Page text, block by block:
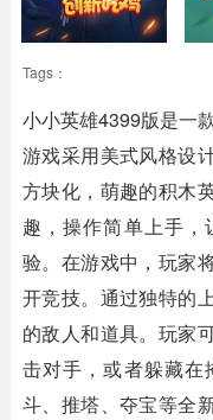
Tags：
小小英雄4399版是一
游戏采用美式风格设
方块化，萌趣的积木
趣，操作简单上手
验。在游戏中，玩家
开竞技。通过独特的
的敌人和道具。玩家
击对手，或者躲藏
斗、推塔、夺宝等全